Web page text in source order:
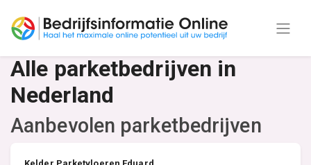
Alle parketbedrijven in
Nederland
Aanbevolen parketbedrijven